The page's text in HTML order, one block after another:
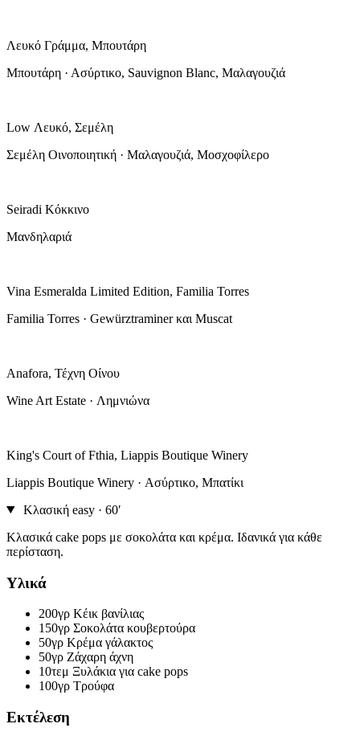
Λευκό Γράμμα, Μπουτάρη
Μπουτάρη · Ασύρτικο, Sauvignon Blanc, Μαλαγουζιά
Low Λευκό, Σεμέλη
Σεμέλη Οινοποιητική · Μαλαγουζιά, Μοσχοφίλερο
Seiradi Κόκκινο
Μανδηλαριά
Vina Esmeralda Limited Edition, Familia Torres
Familia Torres · Gewürztraminer και Muscat
Anafora, Τέχνη Οίνου
Wine Art Estate · Λημνιώνα
King's Court of Fthia, Liappis Boutique Winery
Liappis Boutique Winery · Ασύρτικο, Μπατίκι
Κλασική easy · 60′
Κλασικά cake pops με σοκολάτα και κρέμα. Ιδανικά για κάθε
περίσταση.
Υλικά
200γρ Κέικ βανίλιας
150γρ Σοκολάτα κουβερτούρα
50γρ Κρέμα γάλακτος
50γρ Ζάχαρη άχνη
10τεμ Ξυλάκια για cake pops
100γρ Τρούφα
Εκτέλεση